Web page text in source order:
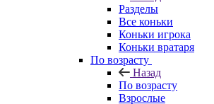
Разделы
Все коньки
Коньки игрока
Коньки вратаря
По возрасту
Назад
По возрасту
Взрослые